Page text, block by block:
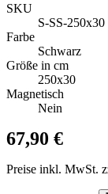
SKU
S-SS-250x30
Farbe
Schwarz
Größe in cm
250x30
Magnetisch
Nein
67,90 €
Preise inkl. MwSt.